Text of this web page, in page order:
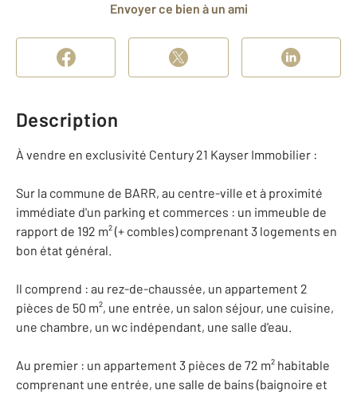
Envoyer ce bien à un ami
Description
À vendre en exclusivité Century 21 Kayser Immobilier :
Sur la commune de BARR, au centre-ville et à proximité
immédiate d'un parking et commerces : un immeuble de
rapport de 192 m² (+ combles) comprenant 3 logements en
bon état général.
Il comprend : au rez-de-chaussée, un appartement 2
pièces de 50 m², une entrée, un salon séjour, une cuisine,
une chambre, un wc indépendant, une salle d'eau.
Au premier : un appartement 3 pièces de 72 m² habitable
comprenant une entrée, une salle de bains (baignoire et